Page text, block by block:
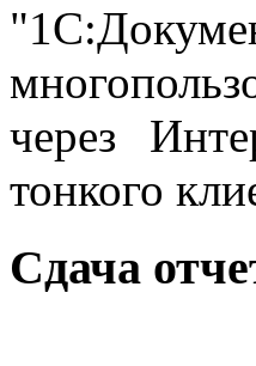
через
тонкого
Сдача